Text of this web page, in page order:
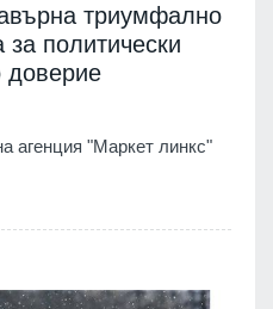
триумфално
за политически
доверие
агенция "Маркет линкс"